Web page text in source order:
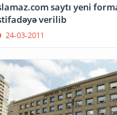
saytı yeni
verilib
24-03-2011